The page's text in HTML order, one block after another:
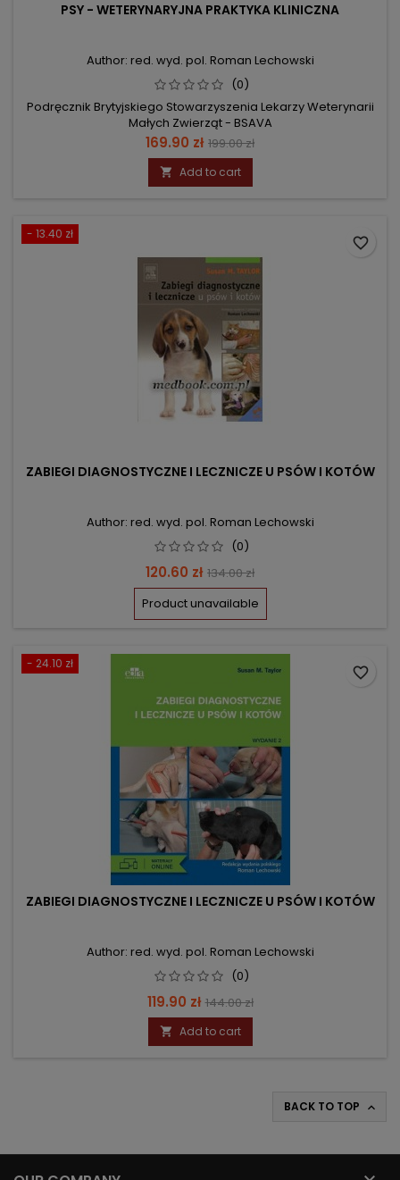
PSY - WETERYNARYJNA PRAKTYKA KLINICZNA
Author: red. wyd. pol. Roman Lechowski
(0)
Podręcznik Brytyjskiego Stowarzyszenia Lekarzy Weterynarii
Małych Zwierząt - BSAVA
Price
169.90 zł Regular
price
199.00 zł
 Add to cart
- 13.40 zł
ZABIEGI DIAGNOSTYCZNE I LECZNICZE U PSÓW I KOTÓW
Author: red. wyd. pol. Roman Lechowski
(0)
Price
120.60 zł Regular
price
134.00 zł
Product unavailable
favorite_border
- 24.10 zł
ZABIEGI DIAGNOSTYCZNE I LECZNICZE U PSÓW I KOTÓW
Author: red. wyd. pol. Roman Lechowski
(0)
Price
119.90 zł Regular
price
144.00 zł
 Add to cart
favorite_border
BACK TO TOP 